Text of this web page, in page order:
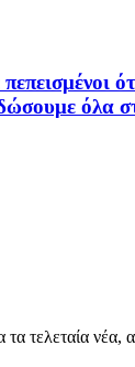
όλα
τελεταία νέα,